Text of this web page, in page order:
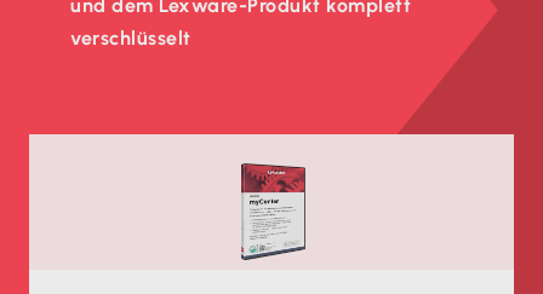
und dem Lexware-Produkt komplett
verschlüsselt